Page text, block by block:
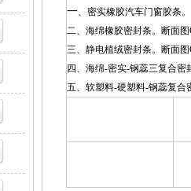
一、密实橡胶汽车门窗胶条
二、海绵橡胶密封条。断面图
三、静电植绒密封条。断面图
四、海绵-密实-钢蕊三复合
五、软塑料-硬塑料-钢蕊复合